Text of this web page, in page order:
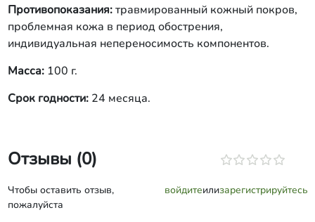
Противопоказания:травмированный кожный покров,
проблемная кожа в период обострения,
индивидуальная непереносимость компонентов.
Масса:100 г.
Срок годности:24 месяца.
Отзывы (0)
Чтобы оставить отзыв,
пожалуйста
войдитеилизарегистрируйтесь